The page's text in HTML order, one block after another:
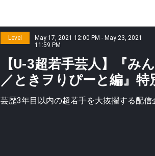
Level
May 17, 2021 12:00 PM - May 23, 2021
11:59 PM
【U-3超若手芸人】『み
／ときヲりぴーと編』特
芸歴3年目以内の超若手を大抜擢する配信